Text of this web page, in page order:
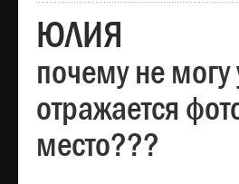
ЮЛИЯ
почему не могу
отражается
место???